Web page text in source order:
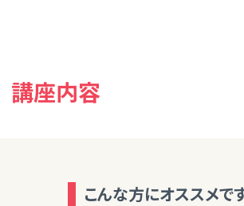
講座内容
こんな方にオススメです